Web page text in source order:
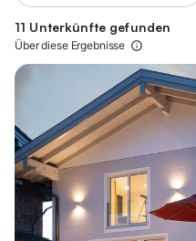
11 Unterkünfte gefunden
Über diese Ergebnisse